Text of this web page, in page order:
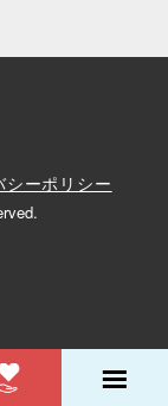
シーポリシー